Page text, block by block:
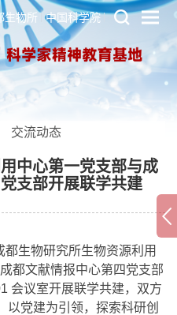
生物所 中国科学院
交流动态
中心第一党支部与成
支部开展联学共建
生物研究所生物资源利用
都文献情报中心第四党支部
会议室开展联学共建，双方
以党建为引领，探索科研创